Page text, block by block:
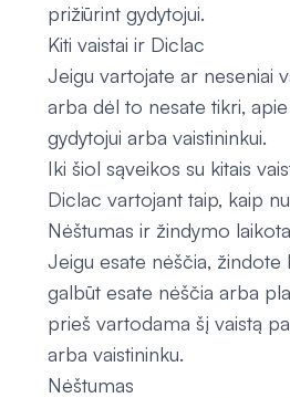
prižiūrint gydytojui.
Kiti vaistai ir Diclac
Jeigu vartojate ar neseniai
arba dėl to nesate tikri,
gydytojui arba vaistininkui.
Iki šiol sąveikos su kitais
Diclac vartojant taip, kaip
Nėštumas ir žindymo
Jeigu esate nėščia, žindote
galbūt esate nėščia arba
prieš vartodama šį vaistą
arba vaistininku.
Nėštumas